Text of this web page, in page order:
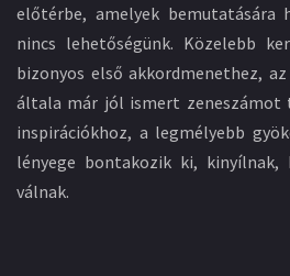
előtérbe, amelyek bemutatására
nincs lehetőségünk. Közelebb
bizonyos első akkordmenethez,
általa már jól ismert zeneszámot
inspirációkhoz, a legmélyebb
lényege bontakozik ki, kinyílnak,
válnak.